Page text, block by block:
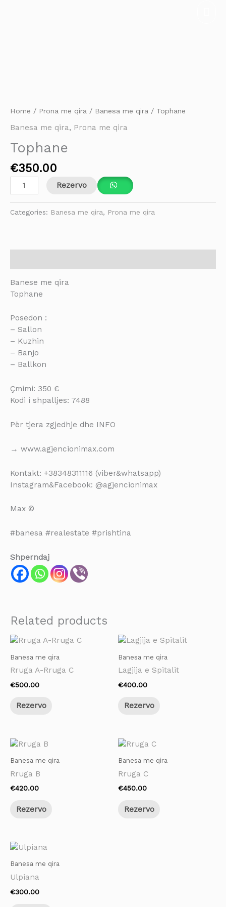
Home / Prona me qira / Banesa me qira / Tophane
Banesa me qira, Prona me qira
Tophane
€350.00
Rezervo
Categories: Banesa me qira, Prona me qira
Banese me qira
Tophane
Posedon :
– Sallon
– Kuzhin
– Banjo
– Ballkon
Çmimi: 350 €
Kodi i shpalljes: 7488
Për tjera zgjedhje dhe INFO
→ www.agjencionimax.com
Kontakt: +38348311116 (viber&whatsapp)
Instagram&Facebook: @agjencionimax
Max ©
#banesa #realestate #prishtina
Shperndaj
Related products
Banesa me qira
Rruga A-Rruga C
€500.00
Rezervo
Banesa me qira
Lagjija e Spitalit
€400.00
Rezervo
Banesa me qira
Rruga B
€420.00
Rezervo
Banesa me qira
Rruga C
€450.00
Rezervo
Banesa me qira
Ulpiana
€300.00